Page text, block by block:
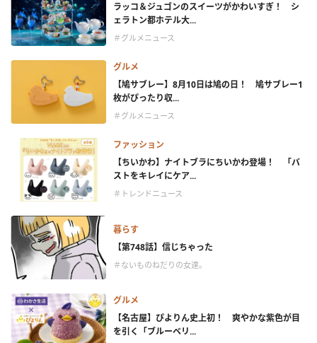
ラッコ＆ジュゴンのスイーツがかわいすぎ！ シ
ェラトン都ホテル大...
＃グルメニュース
グルメ
【鳩サブレー】8月10日は鳩の日！ 鳩サブレー1
枚がぴったり収...
＃グルメニュース
ファッション
【ちいかわ】ナイトブラにちいかわ登場！ 「バ
ストをキレイにケア...
＃トレンドニュース
暮らす
【第748話】信じちゃった
＃ないものねだりの女達。
グルメ
【名古屋】ぴよりん史上初！ 爽やかな紫色が目
を引く「ブルーベリ...